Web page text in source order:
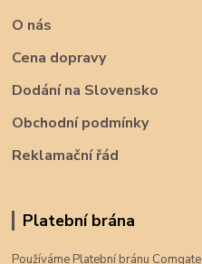
O nás
Cena dopravy
Dodání na Slovensko
Obchodní podmínky
Reklamační řád
Platební brána
Používáme Platební bránu Comgate